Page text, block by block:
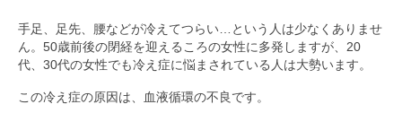
手足、足先、腰などが冷えてつらい…という人は少なくありませ
ん。50歳前後の閉経を迎えるころの女性に多発しますが、20
代、30代の女性でも冷え症に悩まされている人は大勢います。
この冷え症の原因は、血液循環の不良です。